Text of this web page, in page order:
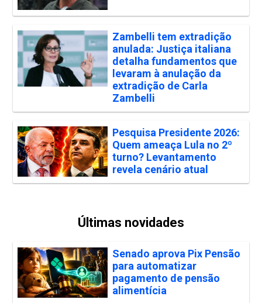
Zambelli tem extradição
anulada: Justiça italiana
detalha fundamentos que
levaram à anulação da
extradição de Carla
Zambelli
Pesquisa Presidente 2026:
Quem ameaça Lula no 2º
turno? Levantamento
revela cenário atual
Últimas novidades
Senado aprova Pix Pensão
para automatizar
pagamento de pensão
alimentícia